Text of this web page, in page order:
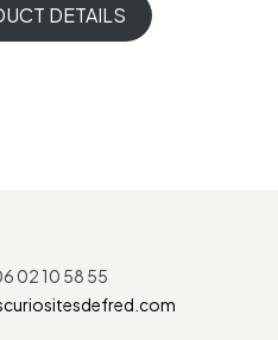
DETAILS
02 10 58 55